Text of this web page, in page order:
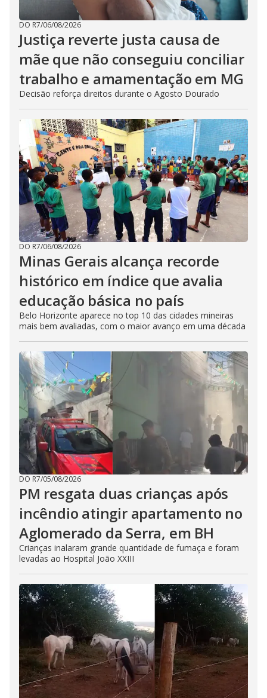
DO R7/06/08/2026
Justiça reverte justa causa de
mãe que não conseguiu conciliar
trabalho e amamentação em MG
Decisão reforça direitos durante o Agosto Dourado
DO R7/06/08/2026
Minas Gerais alcança recorde
histórico em índice que avalia
educação básica no país
Belo Horizonte aparece no top 10 das cidades mineiras
mais bem avaliadas, com o maior avanço em uma década
DO R7/05/08/2026
PM resgata duas crianças após
incêndio atingir apartamento no
Aglomerado da Serra, em BH
Crianças inalaram grande quantidade de fumaça e foram
levadas ao Hospital João XXIII